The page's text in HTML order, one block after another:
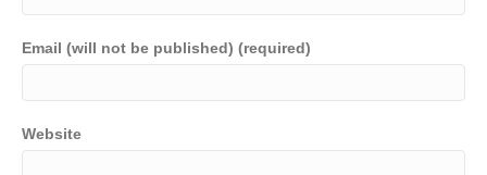
Email (will not be published) (required)
Website